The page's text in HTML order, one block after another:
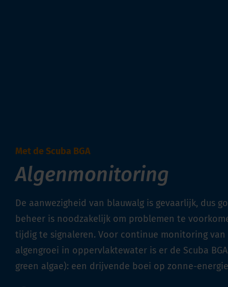
Met de Scuba BGA
Algenmonitoring
De aanwezigheid van blauwalg is gevaarlijk, dus
beheer is noodzakelijk om problemen te
tijdig te signaleren. Voor continue monitoring van
algengroei in oppervlaktewater is er de Scuba
green algae): een drijvende boei op zonne-